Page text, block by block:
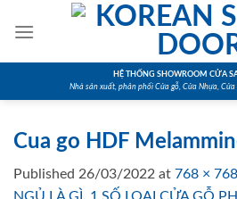
HỆ THỐNG SHOWROOM CỬA
Nhà sản xuất, phân phối Cửa gỗ, Cửa Nhựa,
Cua go HDF
Published 26/03/2022 at 768 × 768
NGỦ LÀ GÌ, 1 SỐ LOẠI CỬA GỖ